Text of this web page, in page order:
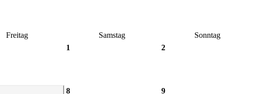
Freitag Samstag
Sonntag
1
2
8 9